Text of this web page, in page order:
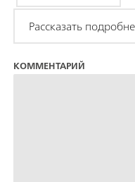
Рассказать
КОММЕНТАРИЙ